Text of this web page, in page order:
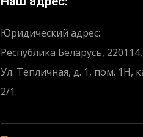
Юридический адрес:
Республика Беларусь,
Ул. Тепличная, д. 1, пом. 1Н,
2/1.